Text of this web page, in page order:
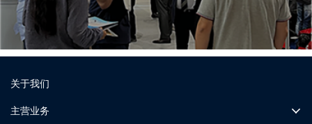
关于我们
主营业务